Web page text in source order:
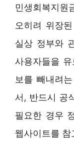
민생회복지
오히려 위장
실상 정부와
사용자들을
보를 빼내려
서, 반드시 공
필요한 경우
웹사이트를